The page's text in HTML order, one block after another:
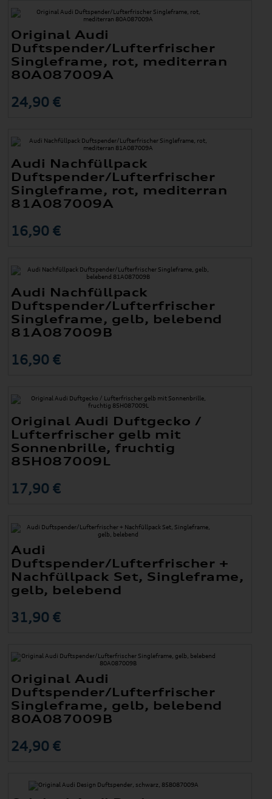
Original Audi
Duftspender/Lufterfrischer
Singleframe, rot, mediterran
80A087009A
24,90 €
Audi Nachfüllpack
Duftspender/Lufterfrischer
Singleframe, rot, mediterran
81A087009A
16,90 €
Audi Nachfüllpack
Duftspender/Lufterfrischer
Singleframe, gelb, belebend
81A087009B
16,90 €
Original Audi Duftgecko /
Lufterfrischer gelb mit
Sonnenbrille, fruchtig
85H087009L
17,90 €
Audi
Duftspender/Lufterfrischer +
Nachfüllpack Set, Singleframe,
gelb, belebend
31,90 €
Original Audi
Duftspender/Lufterfrischer
Singleframe, gelb, belebend
80A087009B
24,90 €